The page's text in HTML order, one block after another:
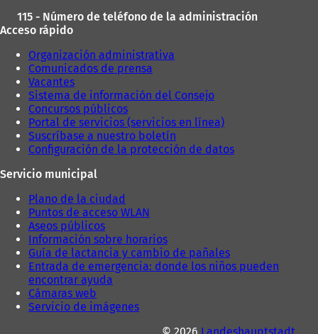
115 - Número de teléfono de la administración
Acceso rápido
Organización administrativa
Comunicados de prensa
Vacantes
Sistema de información del Consejo
Concursos públicos
Portal de servicios (servicios en línea)
Suscríbase a nuestro boletín
Configuración de la protección de datos
Servicio municipal
Plano de la ciudad
Puntos de acceso WLAN
Aseos públicos
Información sobre horarios
Guía de lactancia y cambio de pañales
Entrada de emergencia: donde los niños pueden
encontrar ayuda
Cámaras web
Servicio de imágenes